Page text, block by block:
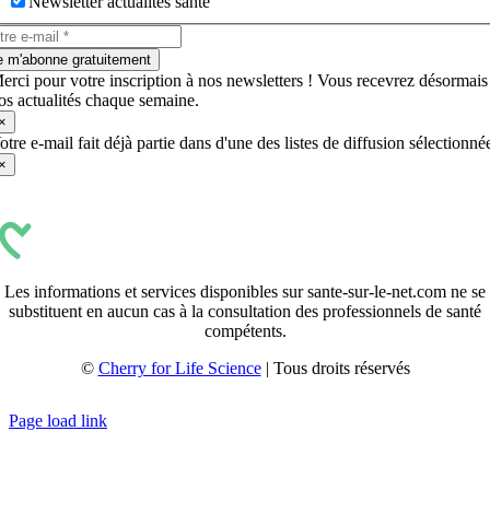
m'abonne gratuitement
pour votre inscription à nos newsletters ! Vous recevrez désormais
actualités chaque semaine.
e-mail fait déjà partie dans d'une des listes de diffusion
Les informations et services disponibles sur sante-sur-le-net.com ne se
substituent en aucun cas à la consultation des professionnels de santé
compétents.
© Cherry for Life Science| Tous droits réservés
Page load link